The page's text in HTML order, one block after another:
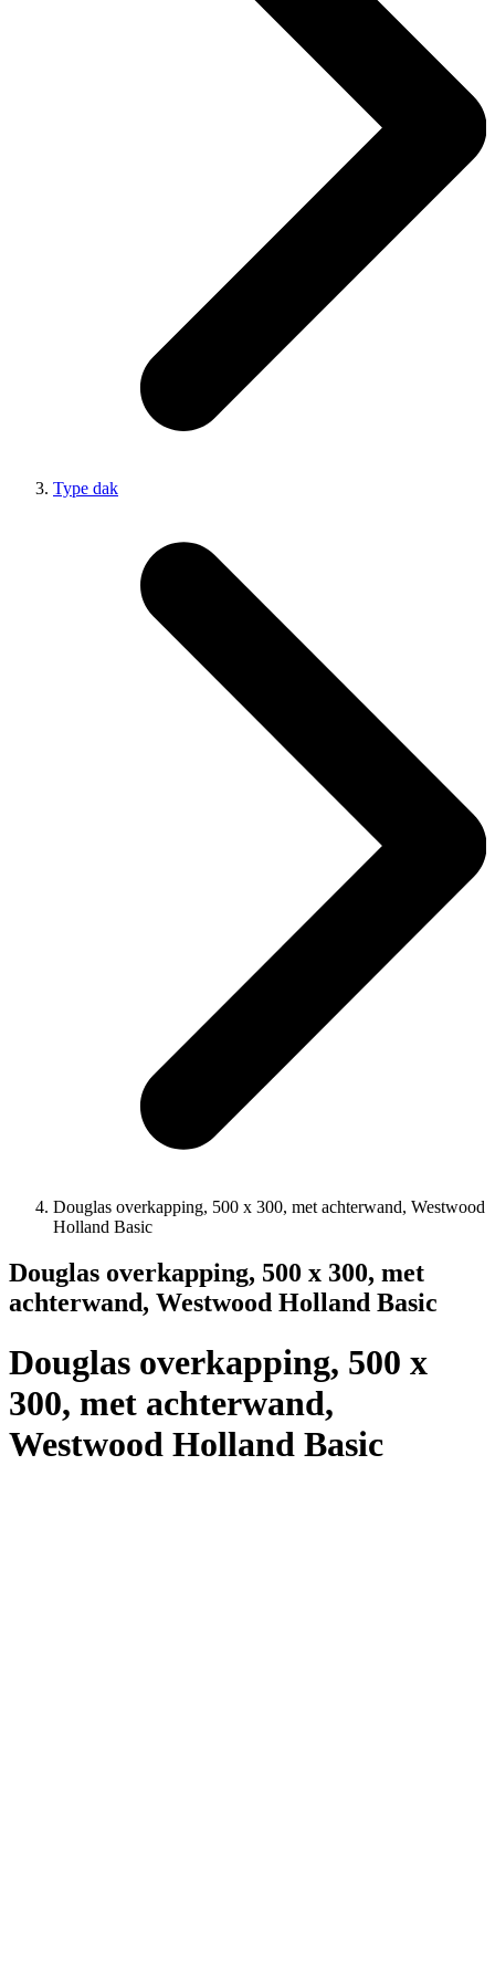
Type dak
Douglas overkapping, 500 x 300, met achterwand, Westwood
Holland Basic
Douglas overkapping, 500 x 300, met
achterwand, Westwood Holland Basic
Douglas overkapping, 500 x
300, met achterwand,
Westwood Holland Basic